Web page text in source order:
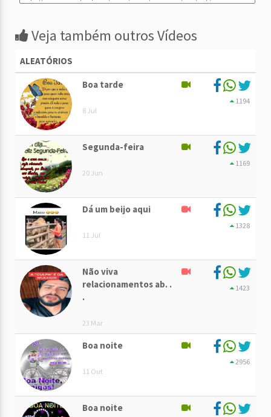
Veja também outros Vídeos
ALEATÓRIOS
Boa tarde
8 Jul
1194
Segunda-feira
20 Jun
1169
Dá um beijo aqui
11 Jul
1328
Não viva
relacionamentos ab. .
.
23 Mar
1423
Boa noite
11 Out
2956
Boa noite